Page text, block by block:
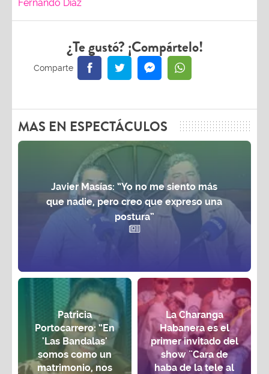
Fernando Díaz
¿Te gustó? ¡Compártelo!
MAS EN ESPECTÁCULOS
Javier Masías: “Yo no me siento más
que nadie, pero creo que expreso una
postura”
Patricia
Portocarrero: “En
'Las Bandalas'
somos como un
matrimonio, nos
La Charanga
Habanera es el
primer invitado del
show ¨Cara de
haba de la tele al